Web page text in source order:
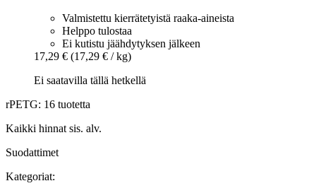
Valmistettu kierrätetyistä raaka-aineista
Helppo tulostaa
Ei kutistu jäähdytyksen jälkeen
17,29 € (17,29 € / kg)
Ei saatavilla tällä hetkellä
rPETG: 16 tuotetta
Kaikki hinnat sis. alv.
Suodattimet
Kategoriat: